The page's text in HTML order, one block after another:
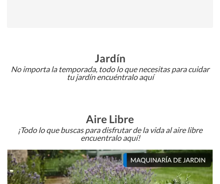
Jardín
No importa la temporada, todo lo que necesitas para cuidar
tu jardín encuéntralo aquí
Aire Libre
¡Todo lo que buscas para disfrutar de la vida al aire libre
encuentralo aquí!